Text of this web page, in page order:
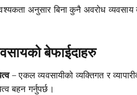
अनुसार बिना कुनै अवरोध व्यवसाय
बेफाईदाहरु
– एकल व्यवसायीको व्यक्तिगत र
बहन गर्नुपर्छ।